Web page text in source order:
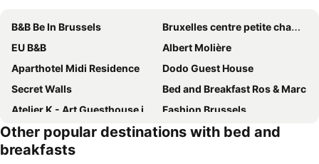
B&B Be In Brussels
Bruxelles centre petite chambre privée au Sablon !
EU B&B
Albert Molière
Aparthotel Midi Residence
Dodo Guest House
Secret Walls
Bed and Breakfast Ros & Marc
Atelier K - Art Guesthouse in Brussels
Fashion Brussels
Urban Walls
WoW
B&B Chambre Chocolat
Other popular destinations with bed and
breakfasts